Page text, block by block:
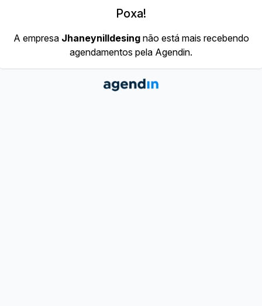
Poxa!
A empresa Jhaneynilldesingnão está mais recebendo
agendamentos pela Agendin.